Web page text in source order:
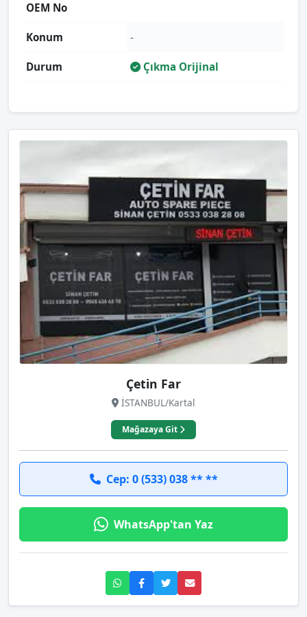
OEM No
Konum -
Durum Çıkma Orijinal
Çetin Far
İSTANBUL/Kartal
Mağazaya Git
Cep: 0 (533) 038 ** **
WhatsApp'tan Yaz